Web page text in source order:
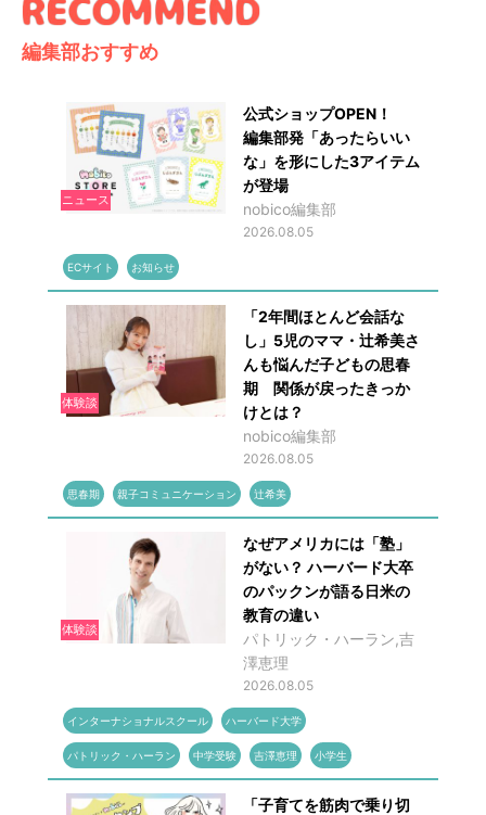
編集部おすすめ
ニュース
公式ショップOPEN！
編集部発「あったらいい
な」を形にした3アイテム
が登場
nobico編集部
2026.08.05
ECサイト お知らせ
体験談
「2年間ほとんど会話な
し」5児のママ・辻希美さ
んも悩んだ子どもの思春
期 関係が戻ったきっか
けとは？
nobico編集部
2026.08.05
思春期 親子コミュニケーション 辻希美
体験談
なぜアメリカには「塾」
がない？ ハーバード大卒
のパックンが語る日米の
教育の違い
パトリック・ハーラン,吉
澤恵理
2026.08.05
インターナショナルスクール ハーバード大学
パトリック・ハーラン 中学受験 吉澤恵理 小学生
「子育てを筋肉で乗り切